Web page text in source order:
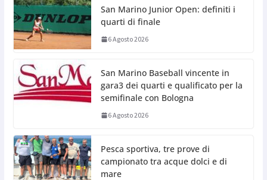
San Marino Junior Open: definiti i
quarti di finale
6 Agosto 2026
San Marino Baseball vincente in
gara3 dei quarti e qualificato per la
semifinale con Bologna
6 Agosto 2026
Pesca sportiva, tre prove di
campionato tra acque dolci e di
mare